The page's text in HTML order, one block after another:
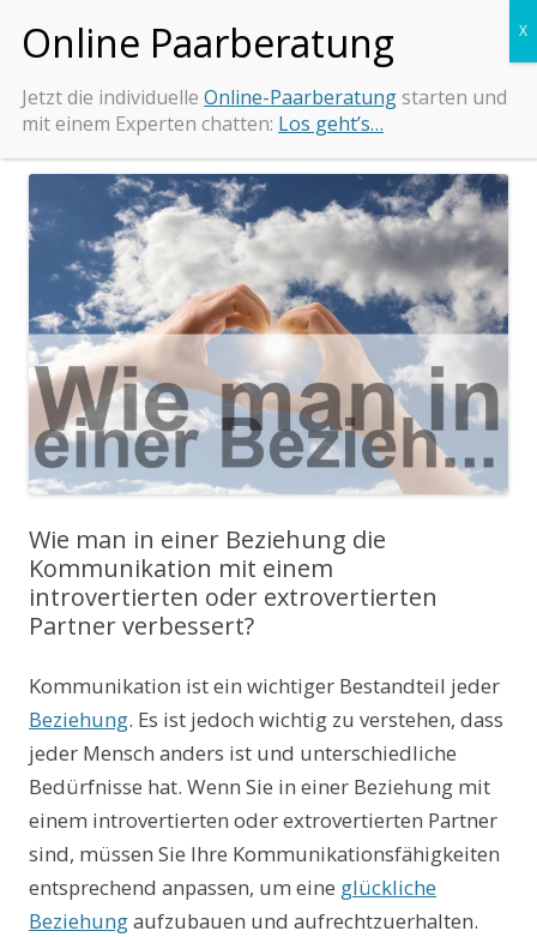
Beziehungs-Retter.de
Inhalt
springen
Wie man in einer Beziehung die
Kommunikation mit einem
introvertierten oder extrovertierten
Partner verbessert?
Kommunikation ist ein wichtiger Bestandteil jeder
Beziehung. Es ist jedoch wichtig zu verstehen, dass
jeder Mensch anders ist und unterschiedliche
Bedürfnisse hat. Wenn Sie in einer Beziehung mit
einem introvertierten oder extrovertierten Partner
sind, müssen Sie Ihre Kommunikationsfähigkeiten
entsprechend anpassen, um eine glückliche
Beziehungaufzubauen und aufrechtzuerhalten.
Jetzt die individuelle Online-Paarberatungstarten und
mit einem Experten chatten: Los geht’s…